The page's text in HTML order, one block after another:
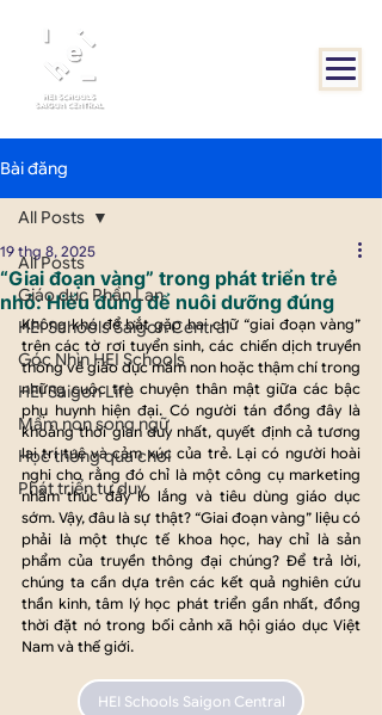
Bài đăng
All Posts
Giáo dục Phần Lan
HEI Schools Saigon Central
Góc Nhìn HEI Schools
HEI Saigon Life
Mầm non song ngữ
Học thông qua chơi
Phát triển tư duy
All Posts
“Giai đoạn vàng” trong phát triển trẻ
nhỏ: Hiểu đúng để nuôi dưỡng đúng
19 thg 8, 2025
Không khó để bắt gặp hai chữ “giai đoạn vàng”
trên các tờ rơi tuyển sinh, các chiến dịch truyền
thông về giáo dục mầm non hoặc thậm chí trong
những cuộc trò chuyện thân mật giữa các bậc
phụ huynh hiện đại. Có người tán đồng đây là
khoảng thời gian duy nhất, quyết định cả tương
lai trí tuệ và cảm xúc của trẻ. Lại có người hoài
nghi cho rằng đó chỉ là một công cụ marketing
nhằm thúc đẩy lo lắng và tiêu dùng giáo dục
sớm. Vậy, đâu là sự thật? “Giai đoạn vàng” liệu có
phải là một thực tế khoa học, hay chỉ là sản
phẩm của truyền thông đại chúng? Để trả lời,
chúng ta cần dựa trên các kết quả nghiên cứu
thần kinh, tâm lý học phát triển gần nhất, đồng
thời đặt nó trong bối cảnh xã hội giáo dục Việt
Nam và thế giới.
HEI Schools Saigon Central